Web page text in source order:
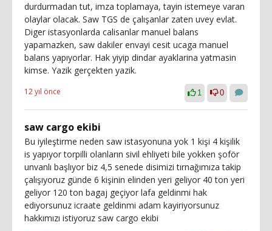
durdurmadan tut, imza toplamaya, tayin istemeye varan
olaylar olacak. Saw TGS de çalışanlar zaten uvey evlat.
Diger istasyonlarda calisanlar manuel balans
yapamazken, saw dakiler envayi cesit ucaga manuel
balans yapıyorlar. Hak yiyip dindar ayaklarina yatmasin
kimse. Yazik gerçekten yazik.
12 yıl önce 1 0
saw cargo ekibi
Bu iyileştirme neden saw istasyonuna yok 1 kişi 4 kişilik
is yapıyor torpilli olanların sivil ehliyeti bile yokken şoför
unvanlı başlıyor biz 4,5 senede disimizi tırnağımıza takip
çalışıyoruz günde 6 kişinin elinden yeri geliyor 40 ton yeri
geliyor 120 ton bagaj geçiyor lafa geldinmi hak
ediyorsunuz icraate geldinmi adam kayiriyorsunuz
hakkımızı istiyoruz saw cargo ekibi